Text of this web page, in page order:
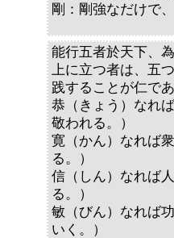
剛：剛強なだけで
能行五者於天下、
上に立つ者は、五
践することが仁で
恭（きょう）なれ
敬われる。）
寛（かん）なれば
る。）
信（しん）なれば
る。）
敏（びん）なれば
いく。）